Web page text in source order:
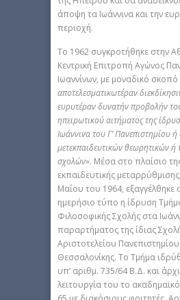
άποψη τα Ιωάννινα και την
περιοχή.
Το 1962 συγκροτήθηκε στην
Κεντρική Επιτροπή Αγώνος
Ιωαννίνων, με μοναδικό σκοπό
αποτελεσματικωτέραν
ευρυτέραν δυνατήν προβολήν
ηπειρωτικού αιτήματος της
Ιωάννινα του Γ’ Πανεπιστημίου
μετεκπαιδευτικών θεωρητικών ή
σχολών». Μέσα στο πλαίσιο
εκπαιδευτικής
Μαΐου του 1964, εξαγγέλθηκε
ημερήσιο τύπο η ίδρυση
Φιλοσοφικής Σχολής στα
παραρτήματος της ίδιας
Αριστοτελείου Πανεπιστημίου
Θεσσαλονίκης. Το Τμήμα
υπ’ αριθμ. 735/64 Β.Δ. και
λειτουργία του το